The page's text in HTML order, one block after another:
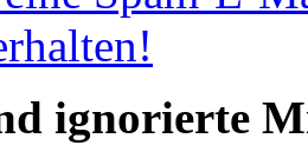
ignorierte